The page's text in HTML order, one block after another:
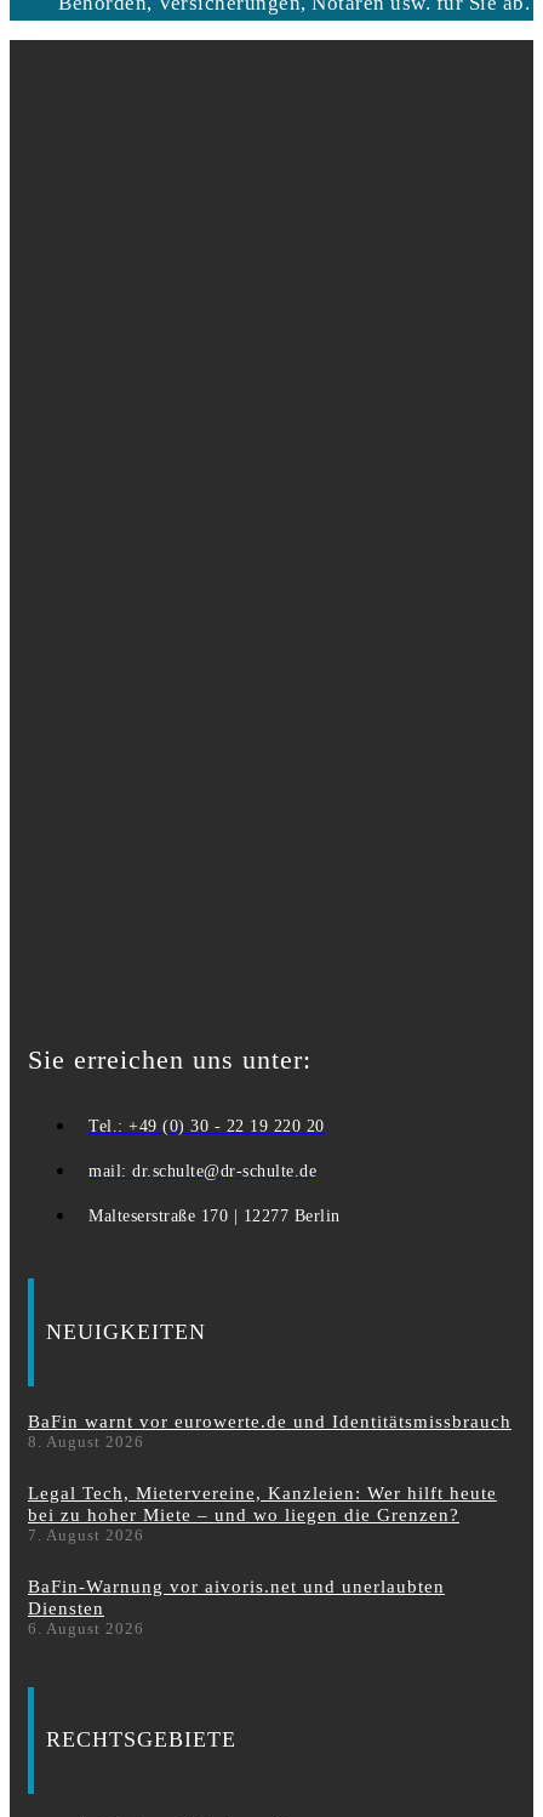
Sie erreichen uns unter:
Tel.: +49 (0) 30 - 22 19 220 20
mail: dr.schulte@dr-schulte.de
Malteserstraße 170 | 12277 Berlin
NEUIGKEITEN
BaFin warnt vor eurowerte.de und Identitätsmissbrauch
8. August 2026
Legal Tech, Mietervereine, Kanzleien: Wer hilft heute
bei zu hoher Miete – und wo liegen die Grenzen?
7. August 2026
BaFin-Warnung vor aivoris.net und unerlaubten
Diensten
6. August 2026
RECHTSGEBIETE